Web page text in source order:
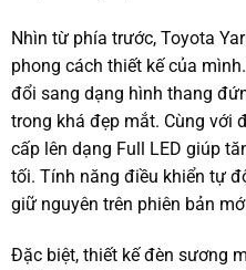
Nhìn từ phía trước, Toyota
phong cách thiết kế của
đổi sang dạng hình thang
trong khá đẹp mắt. Cùng với
cấp lên dạng Full LED giúp
tối. Tính năng điều khiển tự
giữ nguyên trên phiên bản
Đặc biệt, thiết kế đèn sương